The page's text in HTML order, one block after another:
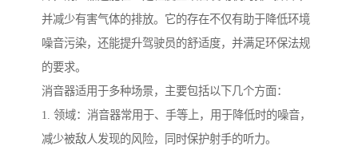
并减少有害气体的排放。它的存在不仅有助于降低环境
噪音污染，还能提升驾驶员的舒适度，并满足环保法规
的要求。
消音器适用于多种场景，主要包括以下几个方面：
1. 领域：消音器常用于、手等上，用于降低时的噪音，
减少被敌人发现的风险，同时保护射手的听力。